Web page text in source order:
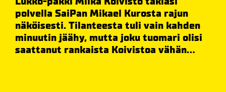
polvella SaiPan Mikael Kurosta rajun
näköisesti. Tilanteesta tuli vain kahden
minuutin jäähy, mutta joku tuomari olisi
saattanut rankaista Koivistoa vähän...